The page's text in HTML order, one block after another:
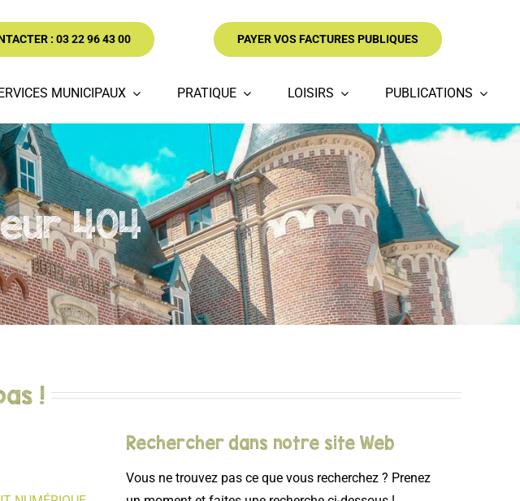
: 03 22 96 43 00 PAYER VOS FACTURES PUBLIQUES
MUNICIPAUX PRATIQUE LOISIRS PUBLICATIONS
404
!
Rechercher dans notre site Web
Vous ne trouvez pas ce que vous recherchez ? Prenez